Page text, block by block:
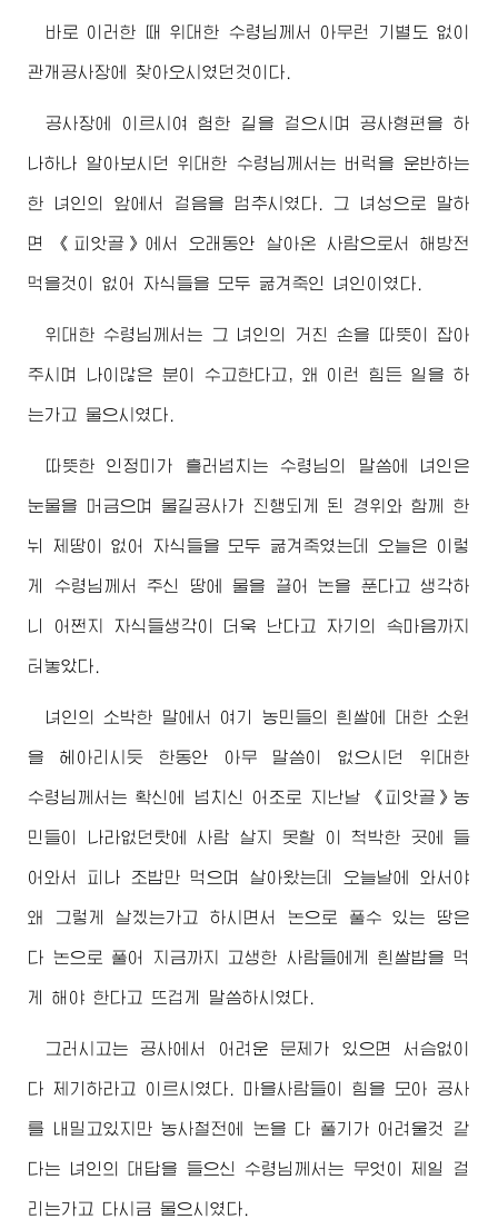
바로 이러한 때위대한 수령님께서 아무런 기별도 없이
관개공사장에 찾아오시였던것이다.
공사장에 이르시여 험한 길을 걸으시며 공사형편을 하
나하나 알아보시던위대한 수령님께서 는 버럭을 운반하는
한 녀인의 앞에서 걸음을 멈추시였다. 그 녀성으로 말하
면 《피앗골》에서 오래동안 살아온 사람으로서 해방전
먹을것이 없어 자식들을 모두 굶겨죽인 녀인이였다.
위대한 수령님께서는 그 녀인의 거친 손을 따뜻이 잡아
주시며 나이많은 분이 수고한다고, 왜 이런 힘든 일을 하
는가고 물으시였다.
따뜻한 인정미가 흘러넘치는 수령님의 말씀에 녀인은
눈물을 머금으며 물길공사가 진행되게 된 경위와 함께 한
뉘 제땅이 없어 자식들을 모두 굶겨죽였는데 오늘은 이렇
게 수령님께서 주신 땅에 물을 끌어 논을 푼다고 생각하
니 어쩐지 자식들생각이 더욱 난다고 자기의 속마음까지
터놓았다.
녀인의 소박한 말에서 여기 농민들의 흰쌀에 대한 소원
을 헤아리시듯 한동안 아무 말씀이 없으시던 위대한
수령님께서 는 확신에 넘치신 어조로 지난날 《피앗골》농
민들이 나라없던탓에 사람 살지 못할 이 척박한 곳에 들
어와서 피나 조밥만 먹으며 살아왔는데 오늘날에 와서야
왜 그렇게 살겠는가고 하시면서 논으로 풀수 있는 땅은
다 논으로 풀어 지금까지 고생한 사람들에게 흰쌀밥을 먹
게 해야 한다고 뜨겁게 말씀하시였다.
그러시고는 공사에서 어려운 문제가 있으면 서슴없이
다 제기하라고 이르시였다. 마을사람들이 힘을 모아 공사
를 내밀고있지만 농사철전에 논을 다 풀기가 어려울것 같
다는 녀인의 대답을 들으신 수령님께서는 무엇이 제일 걸
리는가고 다시금 물으시였다.